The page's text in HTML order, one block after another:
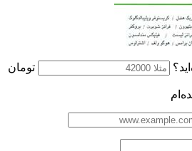
تومان